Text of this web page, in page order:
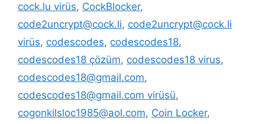
cock.lu virüs, CockBlocker,
code2uncrypt@cock.li, code2uncrypt@cock.li
virüs, codescodes, codescodes18,
codescodes18 çözüm, codescodes18 virus,
codescodes18@gmail.com,
codescodes18@gmail.com virüsü,
cogonkilsloc1985@aol.com, Coin Locker,